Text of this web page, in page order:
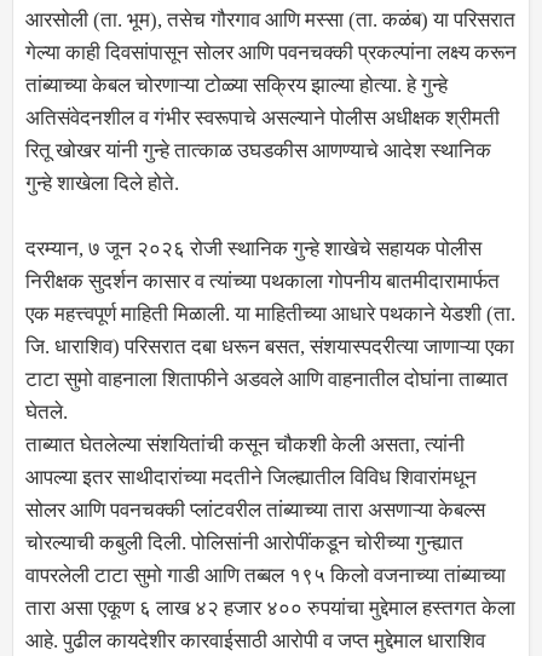
आरसोली (ता. भूम), तसेच गौरगाव आणि मस्सा (ता. कळंब) या परिसरात
गेल्या काही दिवसांपासून सोलर आणि पवनचक्की प्रकल्पांना लक्ष्य करून
तांब्याच्या केबल चोरणाऱ्या टोळ्या सक्रिय झाल्या होत्या. हे गुन्हे
अतिसंवेदनशील व गंभीर स्वरूपाचे असल्याने पोलीस अधीक्षक श्रीमती
रितू खोखर यांनी गुन्हे तात्काळ उघडकीस आणण्याचे आदेश स्थानिक
गुन्हे शाखेला दिले होते.
दरम्यान, ७ जून २०२६ रोजी स्थानिक गुन्हे शाखेचे सहायक पोलीस
निरीक्षक सुदर्शन कासार व त्यांच्या पथकाला गोपनीय बातमीदारामार्फत
एक महत्त्वपूर्ण माहिती मिळाली. या माहितीच्या आधारे पथकाने येडशी (ता.
जि. धाराशिव) परिसरात दबा धरून बसत, संशयास्पदरीत्या जाणाऱ्या एका
टाटा सुमो वाहनाला शिताफीने अडवले आणि वाहनातील दोघांना ताब्यात
घेतले.
ताब्यात घेतलेल्या संशयितांची कसून चौकशी केली असता, त्यांनी
आपल्या इतर साथीदारांच्या मदतीने जिल्ह्यातील विविध शिवारांमधून
सोलर आणि पवनचक्की प्लांटवरील तांब्याच्या तारा असणाऱ्या केबल्स
चोरल्याची कबुली दिली. पोलिसांनी आरोपींकडून चोरीच्या गुन्ह्यात
वापरलेली टाटा सुमो गाडी आणि तब्बल १९५ किलो वजनाच्या तांब्याच्या
तारा असा एकूण ६ लाख ४२ हजार ४०० रुपयांचा मुद्देमाल हस्तगत केला
आहे. पुढील कायदेशीर कारवाईसाठी आरोपी व जप्त मुद्देमाल धाराशिव